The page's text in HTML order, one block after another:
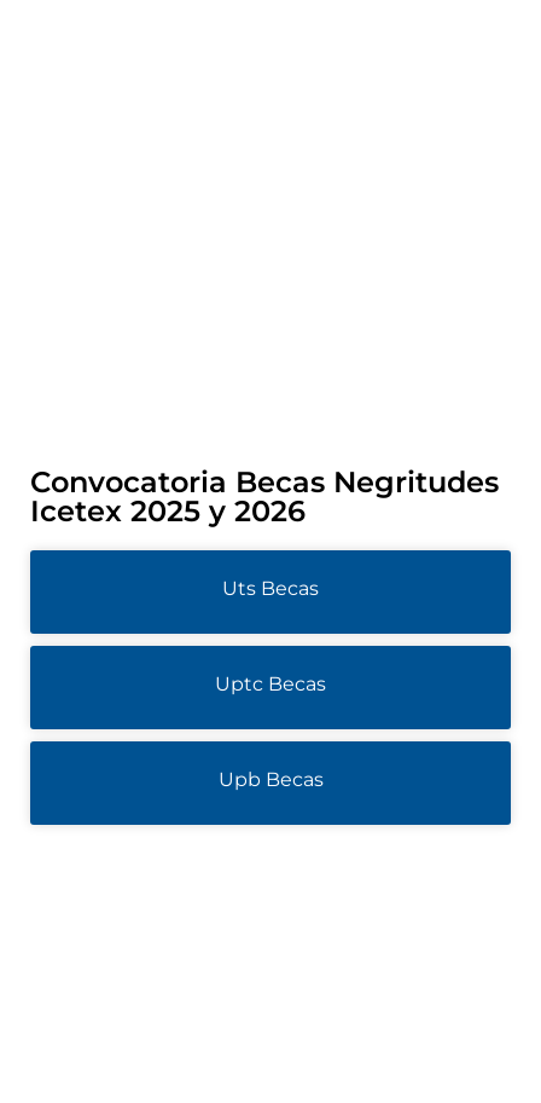
Convocatoria Becas Negritudes
Icetex 2025 y 2026
Uts Becas
Uptc Becas
Upb Becas